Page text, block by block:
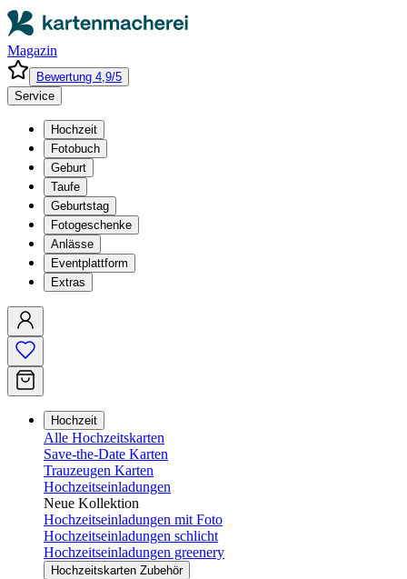
Magazin
Bewertung 4,9/5
Service
Hochzeit
Fotobuch
Geburt
Taufe
Geburtstag
Fotogeschenke
Anlässe
Eventplattform
Extras
Hochzeit
Alle Hochzeitskarten
Save-the-Date Karten
Trauzeugen Karten
Hochzeitseinladungen
Neue Kollektion
Hochzeitseinladungen mit Foto
Hochzeitseinladungen schlicht
Hochzeitseinladungen greenery
Hochzeitskarten Zubehör